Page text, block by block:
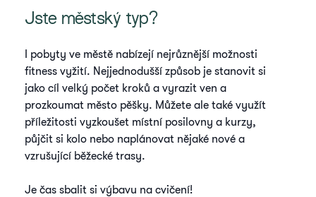
Jste městský typ?
I pobyty ve městě nabízejí nejrůznější možnosti
fitness vyžití. Nejjednodušší způsob je stanovit si
jako cíl velký počet kroků a vyrazit ven a
prozkoumat město pěšky. Můžete ale také využít
příležitosti vyzkoušet místní posilovny a kurzy,
půjčit si kolo nebo naplánovat nějaké nové a
vzrušující běžecké trasy.
Je čas sbalit si výbavu na cvičení!